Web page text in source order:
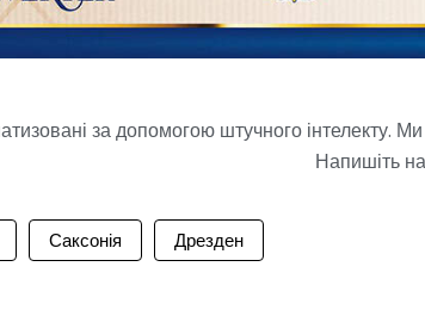
за допомогою штучного інтелекту.
Напишіть
Саксонія Дрезден